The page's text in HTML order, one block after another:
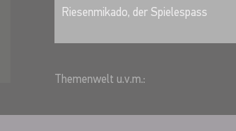
MERKEN
Riesenmikado, der Spielespass
Themenwelt u.v.m.: